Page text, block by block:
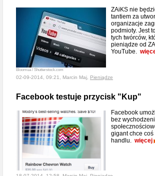
Bloomua / Shutterstock.com
ZAiKS nie
tantiem za
organizacje
podmioty. Jest
tych twórców,
pieniądze od
YouTube.
02-09-2014, 09:21, Marcin Maj, Pieniądze
Facebook testuje przycisk "Kup"
Facebook
bez
gigant chce
handlu. więcej